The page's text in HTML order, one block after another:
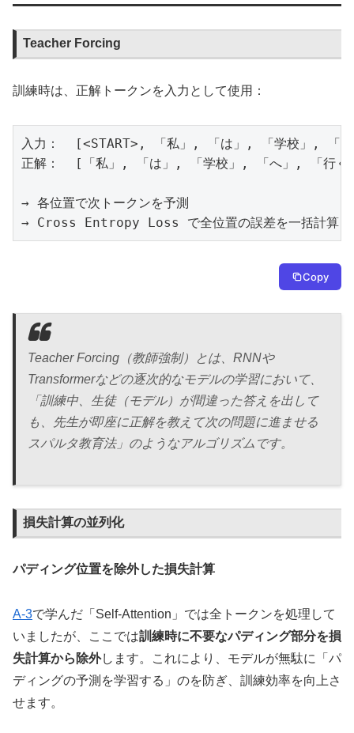
Teacher Forcing
訓練時は、正解トークンを入力として使用：
入力：  [<START>, 「私」, 「は」, 「学校」, 「
正解：  [「私」, 「は」, 「学校」, 「へ」, 「行く
→ 各位置で次トークンを予測
→ Cross Entropy Loss で全位置の誤差を一括計算
Copy
Teacher Forcing（教師強制）とは、RNNや
Transformerなどの逐次的なモデルの学習において、
「訓練中、生徒（モデル）が間違った答えを出して
も、先生が即座に正解を教えて次の問題に進ませる
スパルタ教育法」のようなアルゴリズムです。
損失計算の並列化
パディング位置を除外した損失計算
A-3で学んだ「Self-Attention」では全トークンを処理して
いましたが、ここでは訓練時に不要なパディング部分を損
失計算から除外します。これにより、モデルが無駄に「パ
ディングの予測を学習する」のを防ぎ、訓練効率を向上さ
せます。